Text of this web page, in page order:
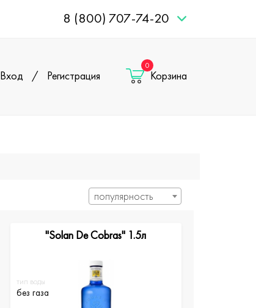
8 (800) 707-74-20
Вход / Регистрация
0
Корзина
популярность
тип воды
без газа
"Solan De Cobras" 1.5л